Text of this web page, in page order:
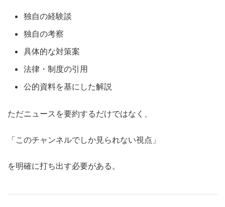
独自の経験談
独自の考察
具体的な対策案
法律・制度の引用
公的資料を基にした解説
ただニュースを要約するだけではなく、
「このチャンネルでしか見られない視点」
を明確に打ち出す必要がある。